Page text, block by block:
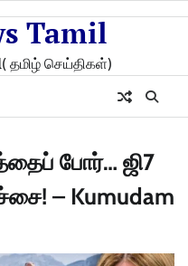
Tamil
தமிழ் செய்திகள்)
போர்… ஜி7
– Kumudam